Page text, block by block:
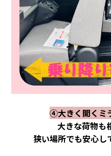
④大きく開くミ
大きな荷物も
狭い場所でも安心し